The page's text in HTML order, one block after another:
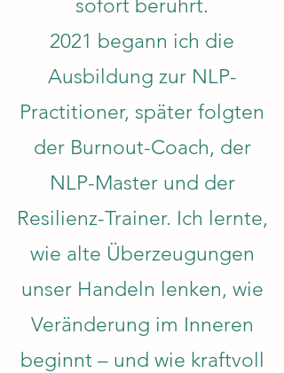
sofort berührt.
2021 begann ich die
Ausbildung zur NLP-
Practitioner, später folgten
der Burnout-Coach, der
NLP-Master und der
Resilienz-Trainer. Ich lernte,
wie alte Überzeugungen
unser Handeln lenken, wie
Veränderung im Inneren
beginnt – und wie kraftvoll